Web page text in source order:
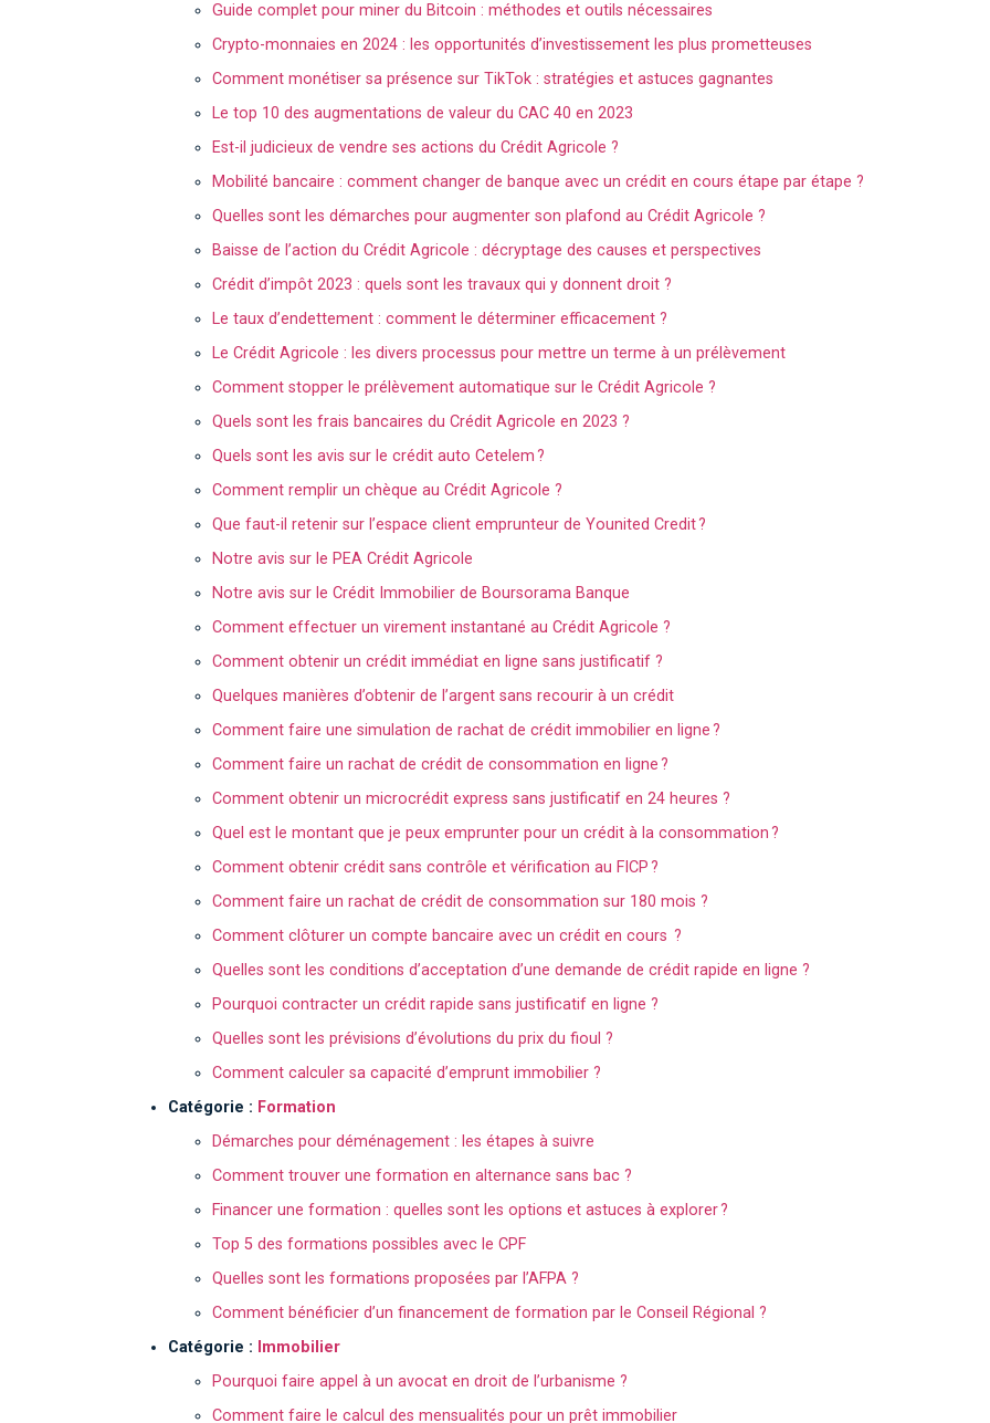
Guide complet pour miner du Bitcoin : méthodes et outils nécessaires
Crypto-monnaies en 2024 : les opportunités d’investissement les plus prometteuses
Comment monétiser sa présence sur TikTok : stratégies et astuces gagnantes
Le top 10 des augmentations de valeur du CAC 40 en 2023
Est-il judicieux de vendre ses actions du Crédit Agricole ?
Mobilité bancaire : comment changer de banque avec un crédit en cours étape par étape ?
Quelles sont les démarches pour augmenter son plafond au Crédit Agricole ?
Baisse de l’action du Crédit Agricole : décryptage des causes et perspectives
Crédit d’impôt 2023 : quels sont les travaux qui y donnent droit ?
Le taux d’endettement : comment le déterminer efficacement ?
Le Crédit Agricole : les divers processus pour mettre un terme à un prélèvement
Comment stopper le prélèvement automatique sur le Crédit Agricole ?
Quels sont les frais bancaires du Crédit Agricole en 2023 ?
Quels sont les avis sur le crédit auto Cetelem ?
Comment remplir un chèque au Crédit Agricole ?
Que faut-il retenir sur l’espace client emprunteur de Younited Credit ?
Notre avis sur le PEA Crédit Agricole
Notre avis sur le Crédit Immobilier de Boursorama Banque
Comment effectuer un virement instantané au Crédit Agricole ?
Comment obtenir un crédit immédiat en ligne sans justificatif ?
Quelques manières d’obtenir de l’argent sans recourir à un crédit
Comment faire une simulation de rachat de crédit immobilier en ligne ?
Comment faire un rachat de crédit de consommation en ligne ?
Comment obtenir un microcrédit express sans justificatif en 24 heures ?
Quel est le montant que je peux emprunter pour un crédit à la consommation ?
Comment obtenir crédit sans contrôle et vérification au FICP ?
Comment faire un rachat de crédit de consommation sur 180 mois ?
Comment clôturer un compte bancaire avec un crédit en cours ?
Quelles sont les conditions d’acceptation d’une demande de crédit rapide en ligne ?
Pourquoi contracter un crédit rapide sans justificatif en ligne ?
Quelles sont les prévisions d’évolutions du prix du fioul ?
Comment calculer sa capacité d’emprunt immobilier ?
Catégorie : Formation
Démarches pour déménagement : les étapes à suivre
Comment trouver une formation en alternance sans bac ?
Financer une formation : quelles sont les options et astuces à explorer ?
Top 5 des formations possibles avec le CPF
Quelles sont les formations proposées par l’AFPA ?
Comment bénéficier d’un financement de formation par le Conseil Régional ?
Catégorie : Immobilier
Pourquoi faire appel à un avocat en droit de l’urbanisme ?
Comment faire le calcul des mensualités pour un prêt immobilier